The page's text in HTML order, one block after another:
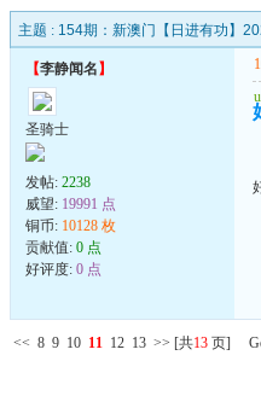
主题 : 154期：新澳门【日进有功】
【李静闻名 】
圣骑士
发帖: 2238
威望: 19991 点
铜币: 10128 枚
贡献值: 0 点
好评度: 0 点
u
<< 8 9 10 11 12 13 >> [共13 页]